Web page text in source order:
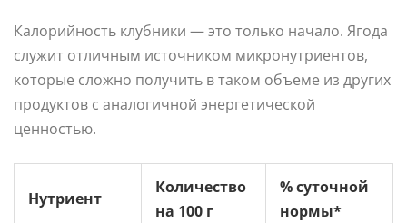
Калорийность клубники — это только начало. Ягода
служит отличным источником микронутриентов,
которые сложно получить в таком объеме из других
продуктов с аналогичной энергетической
ценностью.
Нутриент
Количество
на 100 г
% суточной
нормы*